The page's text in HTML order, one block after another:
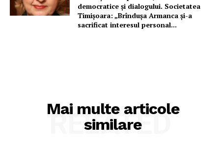
democratice și dialogului. Societatea
Timișoara: „Brîndușa Armanca și-a
sacrificat interesul personal...
Mai multe articole
similare
RELATED